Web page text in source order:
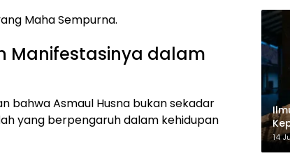
Maha Sempurna.
Manifestasinya dalam
bahwa Asmaul Husna bukan sekadar
yang berpengaruh dalam kehidupan
14